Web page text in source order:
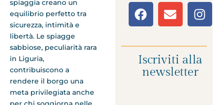
spiaggia creano un
equilibrio perfetto tra
sicurezza, intimità e
libertà. Le spiagge
sabbiose, peculiarità rara
in Liguria,
contribuiscono a
rendere il borgo una
meta privilegiata anche
Iscriviti alla
newsletter